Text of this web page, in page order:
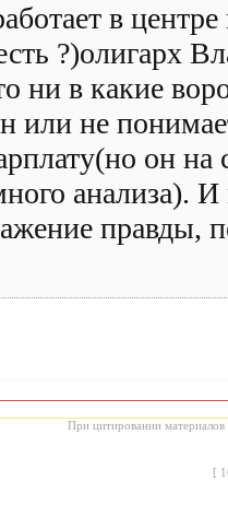
в
?)олигарх
ни в какие
или не
он
анализа).
правды,
При цитировании материалов
[